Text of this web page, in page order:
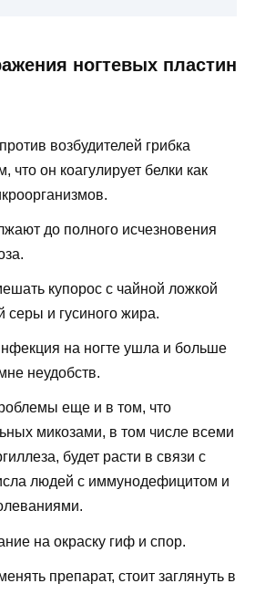
ногтевых пластин
возбудителей грибка
что он коагулирует белки как
до полного исчезновения
купорос с чайной ложкой
серы и гусиного жира.
на ногте ушла и больше
неудобств.
еще и в том, что
микозами, в том числе всеми
будет расти в связи с
людей с иммунодефицитом и
на окраску гиф и спор.
препарат, стоит заглянуть в